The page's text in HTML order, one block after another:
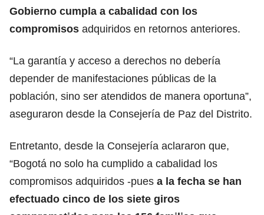
Gobierno cumpla a cabalidad con los
compromisos adquiridos en retornos anteriores.
“La garantía y acceso a derechos no debería
depender de manifestaciones públicas de la
población, sino ser atendidos de manera oportuna”,
aseguraron desde la Consejería de Paz del Distrito.
Entretanto, desde la Consejería aclararon que,
“Bogotá no solo ha cumplido a cabalidad los
compromisos adquiridos -pues a la fecha se han
efectuado cinco de los siete giros